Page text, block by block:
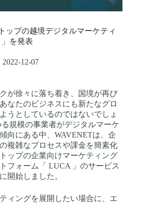
ップの越境デジタルマーケティ
を発表
2022-12-07
が徐々に落ち着き、国境が再び
なたのビジネスにも新たなグロ
うとしているのではないでしょ
規模の事業者がデジタルマーケ
向にある中、WAVENETは、企
複雑なプロセスや課金を簡素化
ップの企業向けマーケティング
フォーム「 LUCA 」のサービス
開始しました。
ィングを展開したい場合に、エ